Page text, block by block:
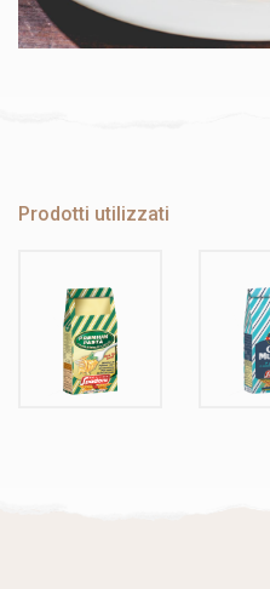
Prodotti utilizzati